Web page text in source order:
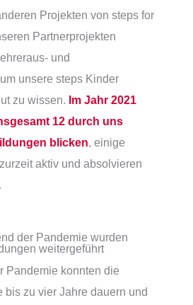
Projekten von steps for
Partnerprojekten
und
unsere steps Kinder
zu wissen. Im Jahr 2021
12 durch uns
blicken, einige
aktiv und absolvieren
der Pandemie wurden
weitergeführt
Pandemie konnten die
bis zu vier Jahre dauern und